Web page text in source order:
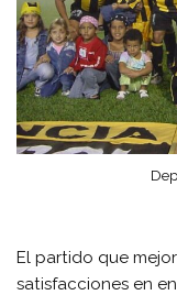
El partido que
satisfacciones en